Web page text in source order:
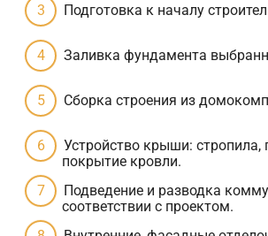
Подготовка к началу
Заливка фундамента
Сборка строения из
Устройство крыши: стропила,
покрытие кровли.
Подведение и разводка
соответствии с проектом.